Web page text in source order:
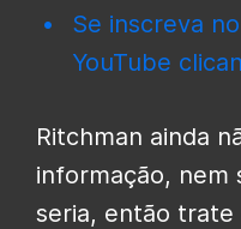
Se inscreva
YouTube
Ritchman ainda
informação, nem
seria, então